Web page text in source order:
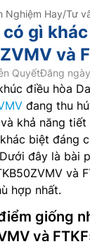
Nghiệm Hay/Tư
có gì
và
QuyếtĐăng
điều hòa
đang thu
khả năng
biệt đáng
đây là bài
và
hợp nhất.
giống
và